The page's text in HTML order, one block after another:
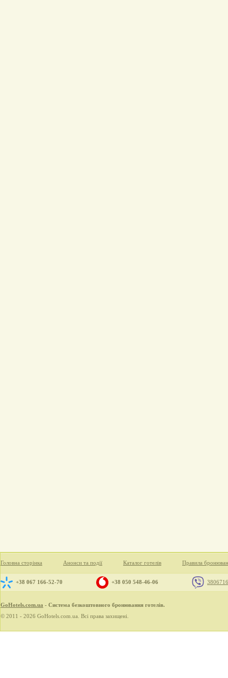
Головна сторінка Анонси та події Каталог готелів Правила
+38 067 166-52-70 +38 050 548-46-06
GoHotels.com.ua - Система безкоштовного бронювання готелів.
© 2011 - 2026 GoHotels.com.ua. Всі права захищені.